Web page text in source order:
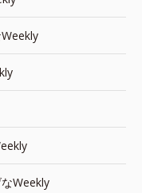
Weekly